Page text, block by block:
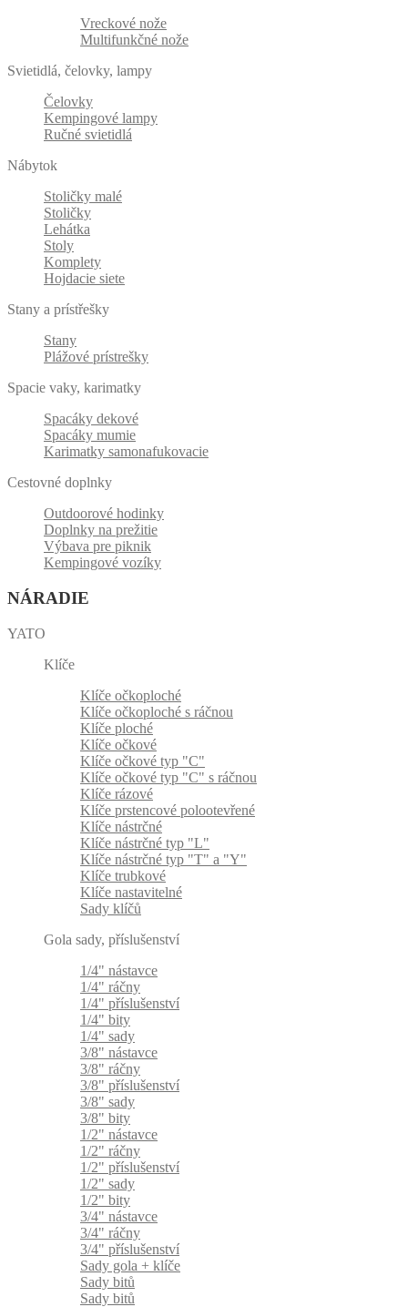
Vreckové nože
Multifunkčné nože
Svietidlá, čelovky, lampy
Čelovky
Kempingové lampy
Ručné svietidlá
Nábytok
Stoličky malé
Stoličky
Lehátka
Stoly
Komplety
Hojdacie siete
Stany a prístřešky
Stany
Plážové prístrešky
Spacie vaky, karimatky
Spacáky dekové
Spacáky mumie
Karimatky samonafukovacie
Cestovné doplnky
Outdoorové hodinky
Doplnky na prežitie
Výbava pre piknik
Kempingové vozíky
NÁRADIE
YATO
Klíče
Klíče očkoploché
Klíče očkoploché s ráčnou
Klíče ploché
Klíče očkové
Klíče očkové typ "C"
Klíče očkové typ "C" s ráčnou
Klíče rázové
Klíče prstencové polootevřené
Klíče nástrčné
Klíče nástrčné typ "L"
Klíče nástrčné typ "T" a "Y"
Klíče trubkové
Klíče nastavitelné
Sady klíčů
Gola sady, příslušenství
1/4" nástavce
1/4" ráčny
1/4" příslušenství
1/4" bity
1/4" sady
3/8" nástavce
3/8" ráčny
3/8" příslušenství
3/8" sady
3/8" bity
1/2" nástavce
1/2" ráčny
1/2" příslušenství
1/2" sady
1/2" bity
3/4" nástavce
3/4" ráčny
3/4" příslušenství
Sady gola + klíče
Sady bitů
Sady bitů